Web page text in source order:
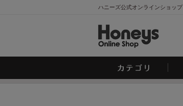
ハニーズ公式オンラインショップ